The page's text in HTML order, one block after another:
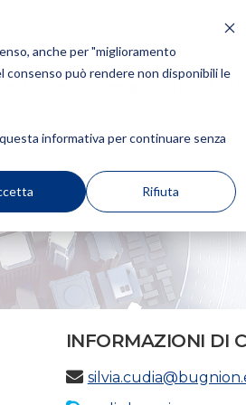
anche per "miglioramento
consenso può rendere non disponibili le
informativa per continuare senza
Rifiuta
Diritto
INFORMAZIONI DI